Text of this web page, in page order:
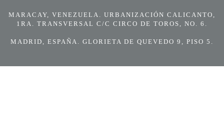
MARACAY, VENEZUELA. URBANIZACIÓN CALICANTO,
1RA. TRANSVERSAL C/C CIRCO DE TOROS, NO. 6.
MADRID, ESPAÑA. GLORIETA DE QUEVEDO 9, PISO 5.